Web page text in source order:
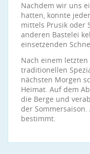
Nachdem wir uns
hatten, konnte
mittels Prusik oder
anderen Bastelei
einsetzenden
Nach einem
traditionellen
nächsten Morgen
Heimat. Auf dem
die Berge und
der
bestimmt.